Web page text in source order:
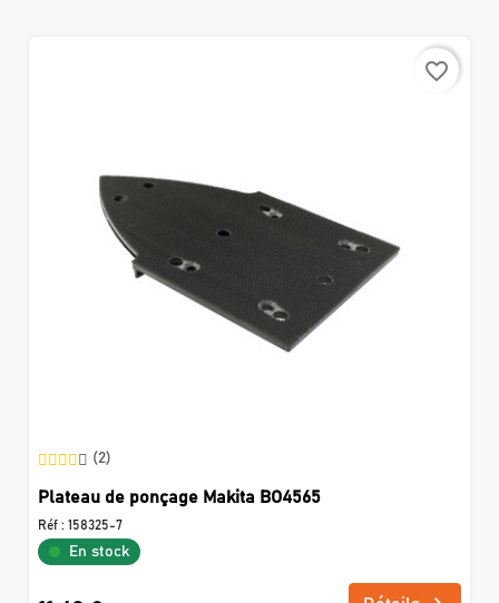
favorite_border
(2)
Plateau de ponçage Makita BO4565
Réf : 158325-7
En stock